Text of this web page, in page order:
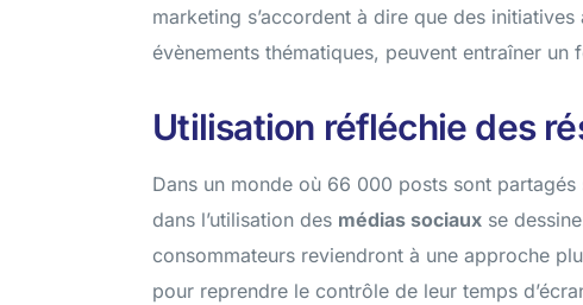
marketing s’accordent à dire que des
évènements thématiques, peuvent entraîner un
Utilisation réfléchie des
Dans un monde où 66 000 posts sont
dans l’utilisation des médias sociaux se
consommateurs reviendront à une approche
pour reprendre le contrôle de leur temps